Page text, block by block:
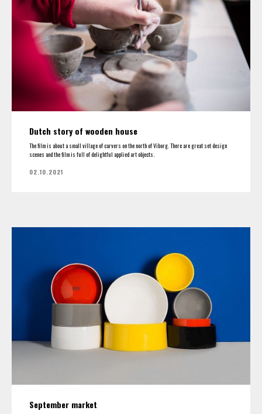
Dutch story of wooden house
The film is about a small village of carvers on the north of Viborg. There are great set design
scenes and the film is full of delightful applied art objects.
02.10.2021
September market